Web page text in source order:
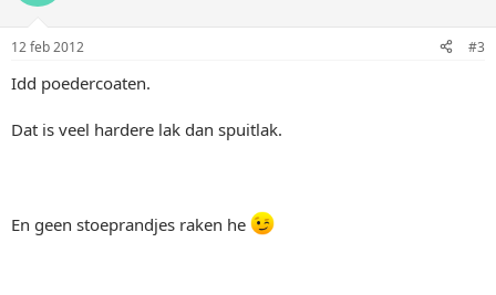
12 feb 2012 #3
Idd poedercoaten.
Dat is veel hardere lak dan spuitlak.
En geen stoeprandjes raken he